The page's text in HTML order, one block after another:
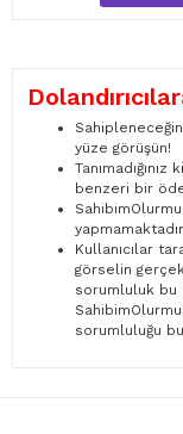
yüze görüşün!
benzeri bir
Kullanıcılar
görselin
sorumluluk bu
sorumluluğu